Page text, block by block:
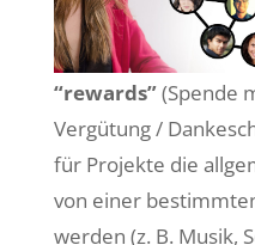
“rewards”(Spende
Vergütung /
für Projekte die
von einer
werden (z. B. Musik,